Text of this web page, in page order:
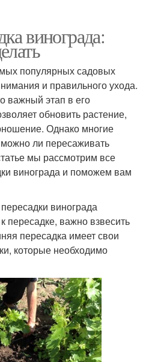
винограда:
популярных садовых
и правильного ухода.
важный этап в его
обновить растение,
Однако многие
ли пересаживать
мы рассмотрим все
винограда и поможем вам
винограда
пересадке, важно взвесить
пересадка имеет свои
которые необходимо